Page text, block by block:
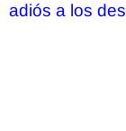
adiós a los